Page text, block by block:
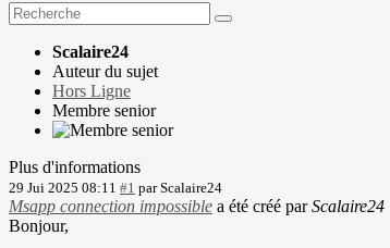
Scalaire24
Auteur du sujet
Hors Ligne
Membre senior
Plus d'informations
29 Jui 2025 08:11 #1 parScalaire24
Msapp connection impossible a été créé parScalaire24
Bonjour,